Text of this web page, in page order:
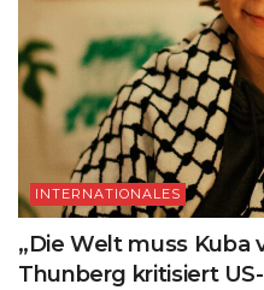
INTERNATIONALES
„Die Welt muss Kuba
Thunberg kritisiert